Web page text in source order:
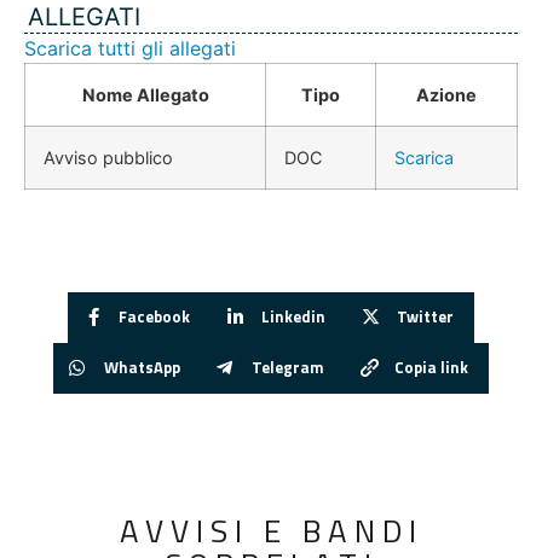
ALLEGATI
Scarica tutti gli allegati
Nome Allegato Tipo Azione
Avviso pubblico DOC Scarica
Facebook Linkedin Twitter
WhatsApp Telegram Copia link
AVVISI E BANDI